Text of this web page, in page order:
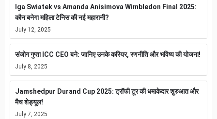
Iga Swiatek vs Amanda Anisimova Wimbledon Final 2025:
कौन बनेगा महिला टेनिस की नई महारानी?
July 12, 2025
संजोग गुप्ता ICC CEO बने: जानिए उनके करियर, रणनीति और भविष्य की योजना!
July 8, 2025
Jamshedpur Durand Cup 2025: ट्रॉफी टूर की धमाकेदार शुरुआत और
मैच शेड्यूल!
July 7, 2025